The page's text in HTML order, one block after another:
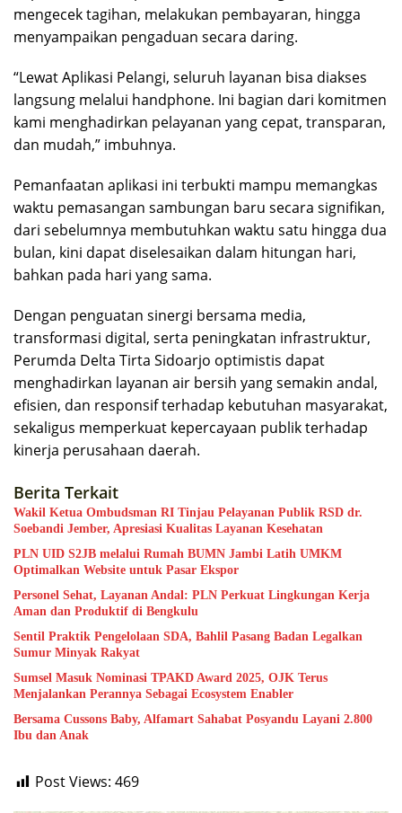
mengecek tagihan, melakukan pembayaran, hingga
menyampaikan pengaduan secara daring.
“Lewat Aplikasi Pelangi, seluruh layanan bisa diakses
langsung melalui handphone. Ini bagian dari komitmen
kami menghadirkan pelayanan yang cepat, transparan,
dan mudah,” imbuhnya.
Pemanfaatan aplikasi ini terbukti mampu memangkas
waktu pemasangan sambungan baru secara signifikan,
dari sebelumnya membutuhkan waktu satu hingga dua
bulan, kini dapat diselesaikan dalam hitungan hari,
bahkan pada hari yang sama.
Dengan penguatan sinergi bersama media,
transformasi digital, serta peningkatan infrastruktur,
Perumda Delta Tirta Sidoarjo optimistis dapat
menghadirkan layanan air bersih yang semakin andal,
efisien, dan responsif terhadap kebutuhan masyarakat,
sekaligus memperkuat kepercayaan publik terhadap
kinerja perusahaan daerah.
Berita Terkait
Wakil Ketua Ombudsman RI Tinjau Pelayanan Publik RSD dr.
Soebandi Jember, Apresiasi Kualitas Layanan Kesehatan
PLN UID S2JB melalui Rumah BUMN Jambi Latih UMKM
Optimalkan Website untuk Pasar Ekspor
Personel Sehat, Layanan Andal: PLN Perkuat Lingkungan Kerja
Aman dan Produktif di Bengkulu
Sentil Praktik Pengelolaan SDA, Bahlil Pasang Badan Legalkan
Sumur Minyak Rakyat
Sumsel Masuk Nominasi TPAKD Award 2025, OJK Terus
Menjalankan Perannya Sebagai Ecosystem Enabler
Bersama Cussons Baby, Alfamart Sahabat Posyandu Layani 2.800
Ibu dan Anak
Post Views: 469